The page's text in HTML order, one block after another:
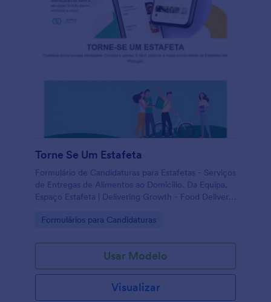
Torne Se Um Estafeta
Formulário de Candidaturas para Estafetas - Serviços
de Entregas de Alimentos ao Domicilio. Da Equipa,
Espaço Estafeta | Delivering Growth - Food Delivery
Go to Category:
Formulários para Candidaturas
Usar Modelo
Visualizar